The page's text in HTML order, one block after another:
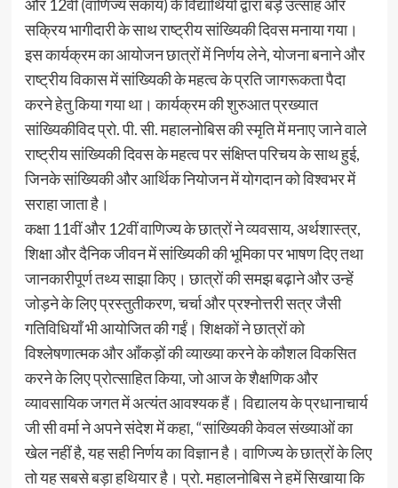
और 12वीं (वाणिज्य संकाय) के विद्यार्थियों द्वारा बड़े उत्साह और
सक्रिय भागीदारी के साथ राष्ट्रीय सांख्यिकी दिवस मनाया गया।
इस कार्यक्रम का आयोजन छात्रों में निर्णय लेने, योजना बनाने और
राष्ट्रीय विकास में सांख्यिकी के महत्व के प्रति जागरूकता पैदा
करने हेतु किया गया था। कार्यक्रम की शुरुआत प्रख्यात
सांख्यिकीविद प्रो. पी. सी. महालनोबिस की स्मृति में मनाए जाने वाले
राष्ट्रीय सांख्यिकी दिवस के महत्व पर संक्षिप्त परिचय के साथ हुई,
जिनके सांख्यिकी और आर्थिक नियोजन में योगदान को विश्वभर में
सराहा जाता है।
कक्षा 11वीं और 12वीं वाणिज्य के छात्रों ने व्यवसाय, अर्थशास्त्र,
शिक्षा और दैनिक जीवन में सांख्यिकी की भूमिका पर भाषण दिए तथा
जानकारीपूर्ण तथ्य साझा किए। छात्रों की समझ बढ़ाने और उन्हें
जोड़ने के लिए प्रस्तुतीकरण, चर्चा और प्रश्नोत्तरी सत्र जैसी
गतिविधियाँ भी आयोजित की गईं। शिक्षकों ने छात्रों को
विश्लेषणात्मक और आँकड़ों की व्याख्या करने के कौशल विकसित
करने के लिए प्रोत्साहित किया, जो आज के शैक्षणिक और
व्यावसायिक जगत में अत्यंत आवश्यक हैं। विद्यालय के प्रधानाचार्य
जी सी वर्मा ने अपने संदेश में कहा, “सांख्यिकी केवल संख्याओं का
खेल नहीं है, यह सही निर्णय का विज्ञान है। वाणिज्य के छात्रों के लिए
तो यह सबसे बड़ा हथियार है। प्रो. महालनोबिस ने हमें सिखाया कि